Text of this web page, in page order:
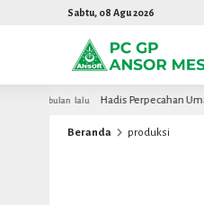
Sabtu, 08 Agu 2026
2 bulan lalu Hadis Perpecahan Umat
Beranda produksi